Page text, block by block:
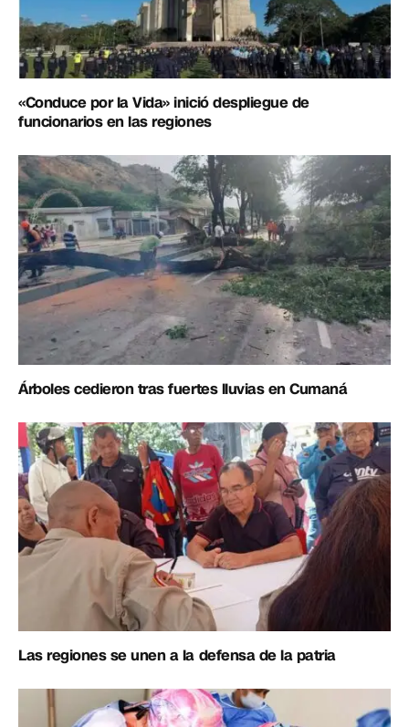
«Conduce por la Vida» inició despliegue de
funcionarios en las regiones
Árboles cedieron tras fuertes lluvias en Cumaná
Las regiones se unen a la defensa de la patria